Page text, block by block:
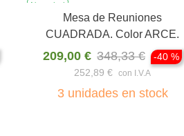
Novedad
Ver producto
Mesa Operativa ARCE de ACTIU.
Pata en T
129,00 € 258,00 €
-50 %
156,09 €
con I.V.A
Fuera de stock